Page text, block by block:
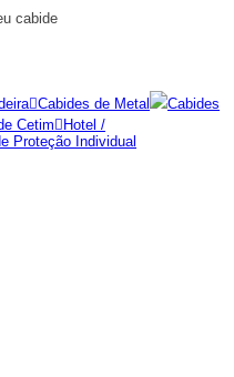
cabide
Cabides de Metal
Cabides
Cetim
Hotel /
Proteção Individual